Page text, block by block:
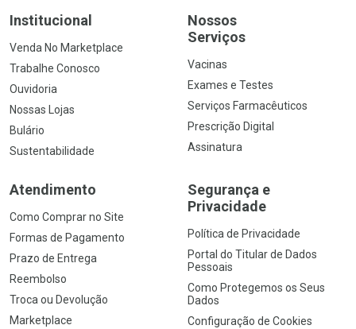
Institucional
Venda No Marketplace
Trabalhe Conosco
Ouvidoria
Nossas Lojas
Bulário
Sustentabilidade
Nossos
Serviços
Vacinas
Exames e Testes
Serviços Farmacêuticos
Prescrição Digital
Assinatura
Atendimento
Como Comprar no Site
Formas de Pagamento
Prazo de Entrega
Reembolso
Troca ou Devolução
Marketplace
Segurança e
Privacidade
Política de Privacidade
Portal do Titular de Dados
Pessoais
Como Protegemos os Seus
Dados
Configuração de Cookies